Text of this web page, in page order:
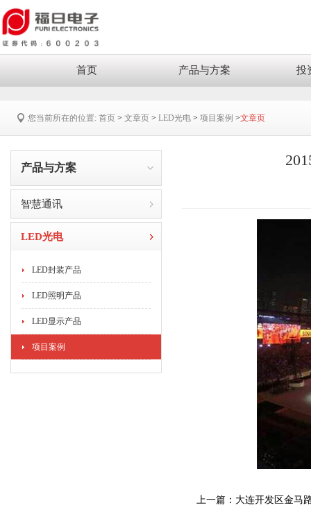
首页 产品与方案 投
您当前所在的位置: 首页 > 文章页 > LED光电 > 项目案例 >文章页
产品与方案
智慧通讯
LED光电
LED封装产品
LED照明产品
LED显示产品
项目案例
上一篇： 大连开发区金马